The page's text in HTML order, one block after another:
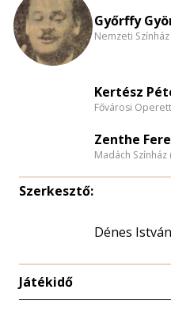
Győrffy
Nemzeti
Kertész
Fővárosi
Zenthe
Madách
Szerkesztő:
Dénes István
Játékidő